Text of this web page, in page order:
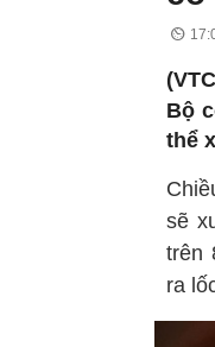
Bộ
thể
sẽ
trên
ra